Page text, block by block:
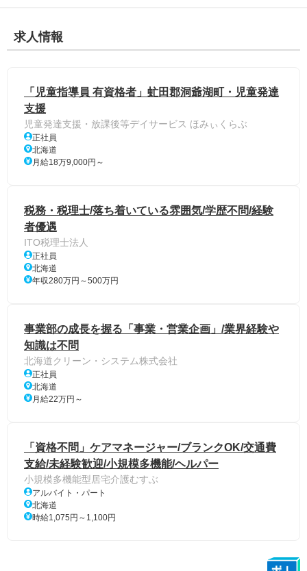
求人情報
「児童指導員 有資格者」虻田郡洞爺湖町・児童発達
支援
児童発達支援・放課後等デイサービス ほみぃくらぶ
正社員
北海道
月給18万9,000円～
税務・税理士/落ち着いている雰囲気/学歴不問/経験
者優遇
ITO税理士法人
正社員
北海道
年収280万円～500万円
事業部の成長を握る「事業・営業企画」/業界経験や
知識は不問
北海道クリーン・システム株式会社
正社員
北海道
月給22万円～
「資格不問」ケアマネージャー/ブランクOK/交通費
支給/未経験歓迎/小規模多機能/ヘルパー
小規模多機能型居宅介護むすぶ
アルバイト・パート
北海道
時給1,075円～1,100円